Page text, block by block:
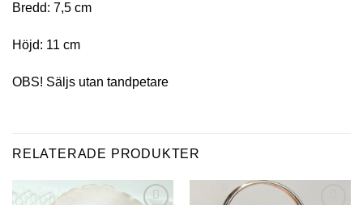
Bredd: 7,5 cm
Höjd: 11 cm
OBS! Säljs utan tandpetare
RELATERADE PRODUKTER